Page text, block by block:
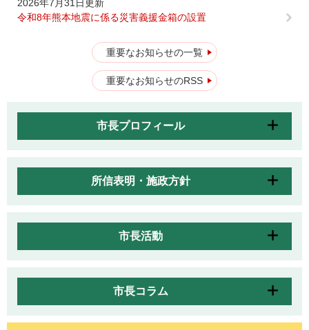
2026年7月31日更新
令和8年熊本地震に係る災害義援金箱の設置
重要なお知らせの一覧
重要なお知らせのRSS
市長プロフィール
所信表明・施政方針
市長活動
市長コラム